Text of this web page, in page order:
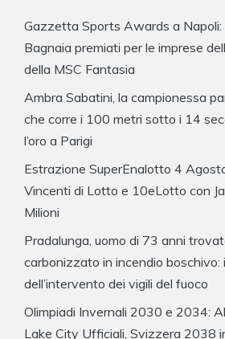
Gazzetta Sports Awards a Napoli:
Bagnaia premiati per le imprese
della MSC Fantasia
Ambra Sabatini, la campionessa
che corre i 100 metri sotto i 14
l’oro a Parigi
Estrazione SuperEnalotto 4
Vincenti di Lotto e 10eLotto con
Milioni
Pradalunga, uomo di 73 anni
carbonizzato in incendio boschivo:
dell’intervento dei vigili del fuoco
Olimpiadi Invernali 2030 e 2034:
Lake City Ufficiali, Svizzera 2038